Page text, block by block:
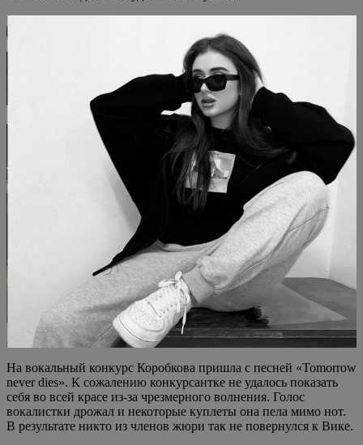
На вокальный конкурс Коробкова пришла с песней «Tomorrow
never dies». К сожалению конкурсантке не удалось показать
себя во всей красе из-за чрезмерного волнения. Голос
вокалистки дрожал и некоторые куплеты она пела мимо нот.
В результате никто из членов жюри так не повернулся к Вике.